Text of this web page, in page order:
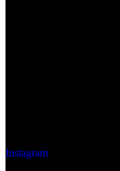
Instagram